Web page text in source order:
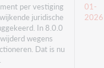
per vestiging
juridische
In 8.0.0
wegens
Dat is nu
01-
2026